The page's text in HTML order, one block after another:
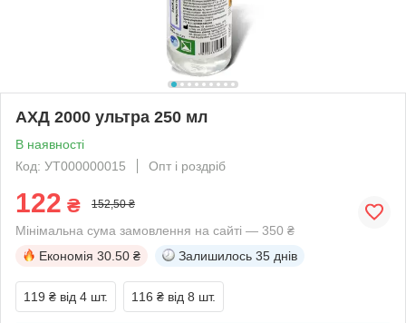
АХД 2000 ультра 250 мл
В наявності
Код: УТ000000015
Опт і роздріб
122 ₴ 152,50 ₴
Мінімальна сума замовлення на сайті — 350 ₴
Економія 30.50 ₴ Залишилось 35 днів
119 ₴ від 4 шт. 116 ₴ від 8 шт.